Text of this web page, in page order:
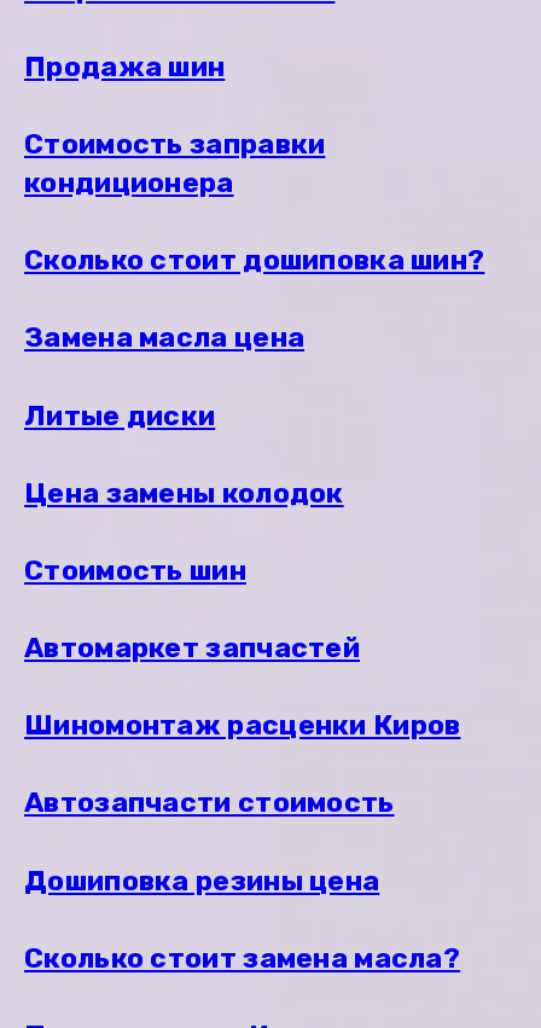
Продажа шин
Стоимость заправки
кондиционера
Сколько стоит дошиповка шин?
Замена масла цена
Литые диски
Цена замены колодок
Стоимость шин
Автомаркет запчастей
Шиномонтаж расценки Киров
Автозапчасти стоимость
Дошиповка резины цена
Сколько стоит замена масла?